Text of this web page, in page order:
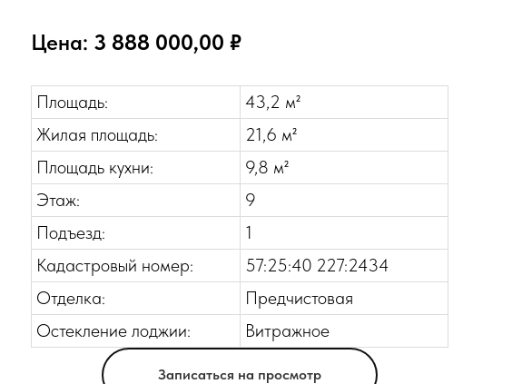
Цена: 3 888 000,00 ₽
Площадь:
43,2 м²
Жилая площадь:
21,6 м²
Площадь кухни:
9,8 м²
Этаж:
9
Подъезд:
1
Кадастровый номер:
57:25:40 227:2434
Отделка:
Предчистовая
Остекление лоджии:
Витражное
Записаться на просмотр